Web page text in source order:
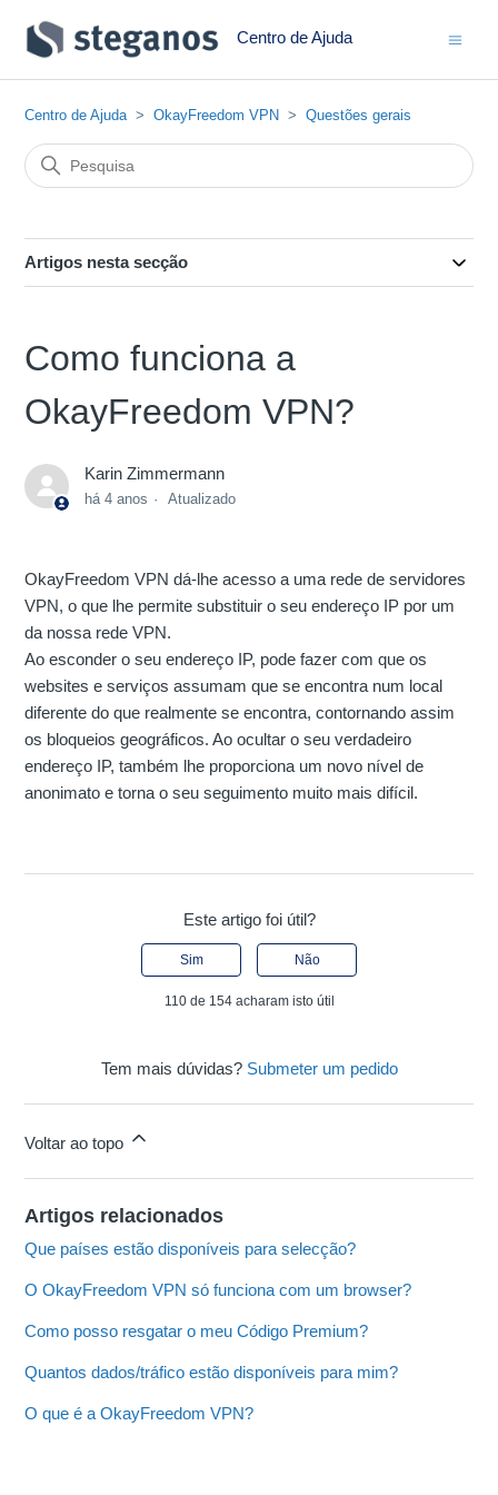
Centro de Ajuda
Centro de Ajuda OkayFreedom VPN Questões gerais
Artigos nesta secção
Como funciona a
OkayFreedom VPN?
Karin Zimmermann
há 4 anos Atualizado
OkayFreedom VPN dá-lhe acesso a uma rede de servidores
VPN, o que lhe permite substituir o seu endereço IP por um
da nossa rede VPN.
Ao esconder o seu endereço IP, pode fazer com que os
websites e serviços assumam que se encontra num local
diferente do que realmente se encontra, contornando assim
os bloqueios geográficos. Ao ocultar o seu verdadeiro
endereço IP, também lhe proporciona um novo nível de
anonimato e torna o seu seguimento muito mais difícil.
Este artigo foi útil?
Sim Não
110 de 154 acharam isto útil
Tem mais dúvidas? Submeter um pedido
Voltar ao topo
Artigos relacionados
Que países estão disponíveis para selecção?
O OkayFreedom VPN só funciona com um browser?
Como posso resgatar o meu Código Premium?
Quantos dados/tráfico estão disponíveis para mim?
O que é a OkayFreedom VPN?